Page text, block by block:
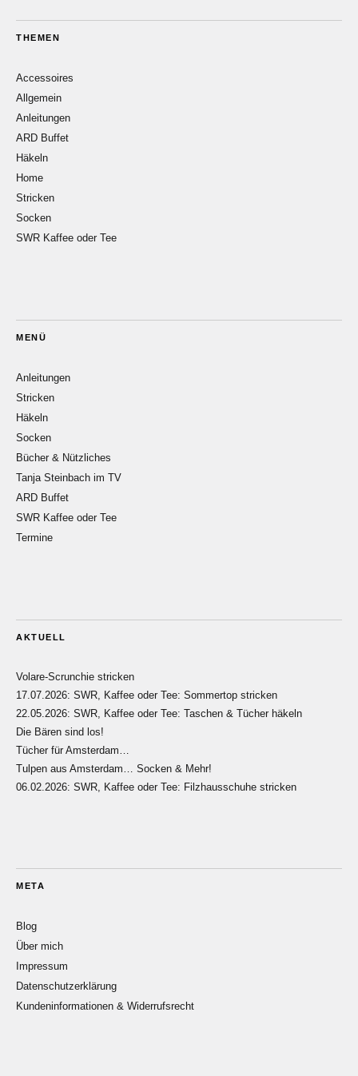
THEMEN
Accessoires
Allgemein
Anleitungen
ARD Buffet
Häkeln
Home
Stricken
Socken
SWR Kaffee oder Tee
MENÜ
Anleitungen
Stricken
Häkeln
Socken
Bücher & Nützliches
Tanja Steinbach im TV
ARD Buffet
SWR Kaffee oder Tee
Termine
AKTUELL
Volare-Scrunchie stricken
17.07.2026: SWR, Kaffee oder Tee: Sommertop stricken
22.05.2026: SWR, Kaffee oder Tee: Taschen & Tücher häkeln
Die Bären sind los!
Tücher für Amsterdam…
Tulpen aus Amsterdam… Socken & Mehr!
06.02.2026: SWR, Kaffee oder Tee: Filzhausschuhe stricken
META
Blog
Über mich
Impressum
Datenschutzerklärung
Kundeninformationen & Widerrufsrecht